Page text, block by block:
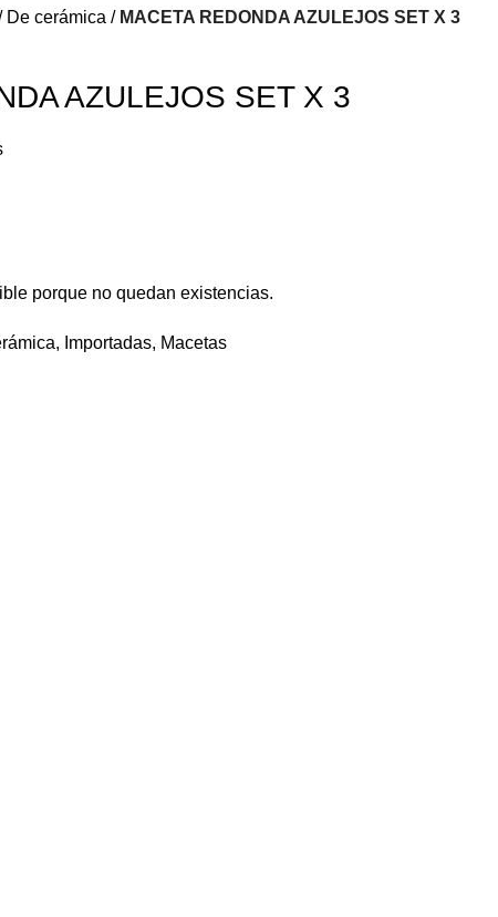
De cerámica
MACETA REDONDA AZULEJOS SET X 3
AZULEJOS SET X 3
porque no quedan existencias.
, Importadas, Macetas